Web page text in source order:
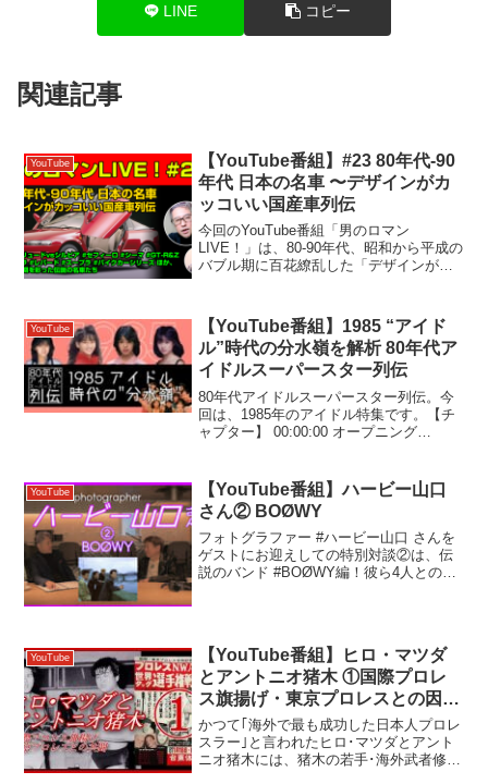
LINE コピー
関連記事
YouTube
【YouTube番組】#23 80年代-90
年代 日本の名車 〜デザインがカ
ッコいい国産車列伝
今回のYouTube番組「男のロマン
LIVE！」は、80-90年代、昭和から平成の
バブル期に百花繚乱した「デザインがカ
マ #GT-R&Z #ソアラ #レパード...
YouTube
【YouTube番組】1985 “アイド
ル”時代の分水嶺を解析 80年代ア
イドルスーパースター列伝
80年代アイドルスーパースター列伝。今
回は、1985年のアイドル特集です。【チ
ャプター】 00:00:00 オープニング
ル界 00:05:0...
YouTube
【YouTube番組】ハービー山口
さん② BOØWY
フォトグラファー #ハービー山口 さんを
ゲストにお迎えしての特別対談②は、伝
説のバンド #BOØWY編！彼ら4人との出
YouTube
【YouTube番組】ヒロ・マツダ
とアントニオ猪木 ①国際プロレ
ス旗揚げ・東京プロレスとの因縁
#101
かつて｢海外で最も成功した日本人プロレ
スラー｣と言われたヒロ･マツダとアント
ニオ猪木には、猪木の若手･海外武者修行